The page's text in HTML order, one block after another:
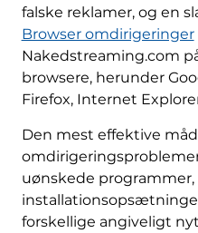
falske reklamer, og en
Browser omdirigeringer
Nakedstreaming.com
browsere, herunder
Firefox, Internet
Den mest effektive
uønskede
forskellige angiveligt